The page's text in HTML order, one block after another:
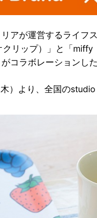
アが運営するライフ
リップ）」と「miffy
コラボレーションし
）より、全国のstudio